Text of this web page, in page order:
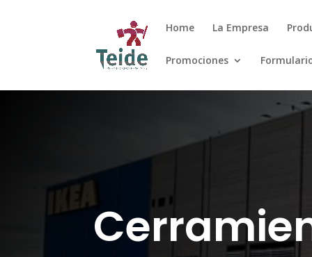
Home La Empresa
Promociones